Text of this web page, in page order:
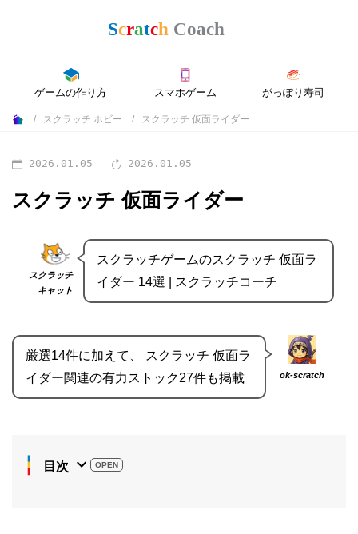
ゲームの作り方 スマホゲーム がっぽり寿司
スクラッチ ホビー スクラッチ 仮面ライダー
2026.01.05 2026.01.05
スクラッチ 仮面ライダー
スクラッチ
キャット
スクラッチゲームのスクラッチ 仮面ラ
イダー 14選 | スクラッチコーチ
ok-scratch
厳選14件に加えて、 スクラッチ 仮面ラ
イダー関連の有力ストック27件も掲載
目次